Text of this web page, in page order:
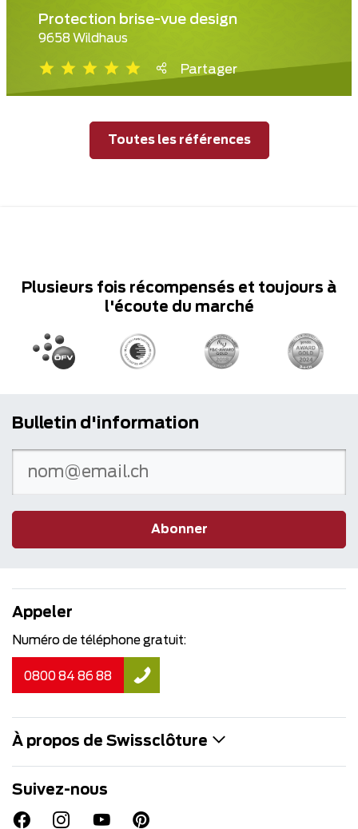
Protection brise-vue design
9658 Wildhaus
Partager
Toutes les références
Plusieurs fois récompensés et toujours à
l'écoute du marché
Bulletin d'information
Abonner
Appeler
Numéro de téléphone gratuit:
0800 84 86 88
À propos de Swissclôture
Suivez-nous